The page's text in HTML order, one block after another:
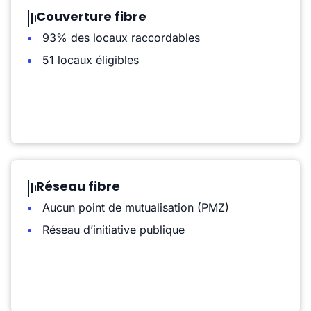
Couverture fibre
93% des locaux raccordables
51 locaux éligibles
Réseau fibre
Aucun point de mutualisation (PMZ)
Réseau d’initiative publique